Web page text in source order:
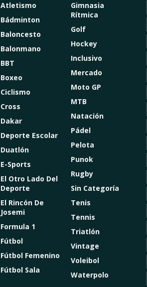
Atletismo
Bádminton
Baloncesto
Balonmano
BBT
Boxeo
Ciclismo
Cross
Dakar
Deporte Escolar
Duatlón
E-Sports
El Otro Lado Del
Deporte
El Rincón De
Josemi
Formula 1
Fútbol
Fútbol Femenino
Fútbol Sala
Gimnasia
Rítmica
Golf
Hockey
Inclusivo
Mercado
Moto GP
MTB
Natación
Pádel
Pelota
Punok
Rugby
Sin Categoría
Tenis
Tennis
Triatlón
Vintage
Voleibol
Waterpolo